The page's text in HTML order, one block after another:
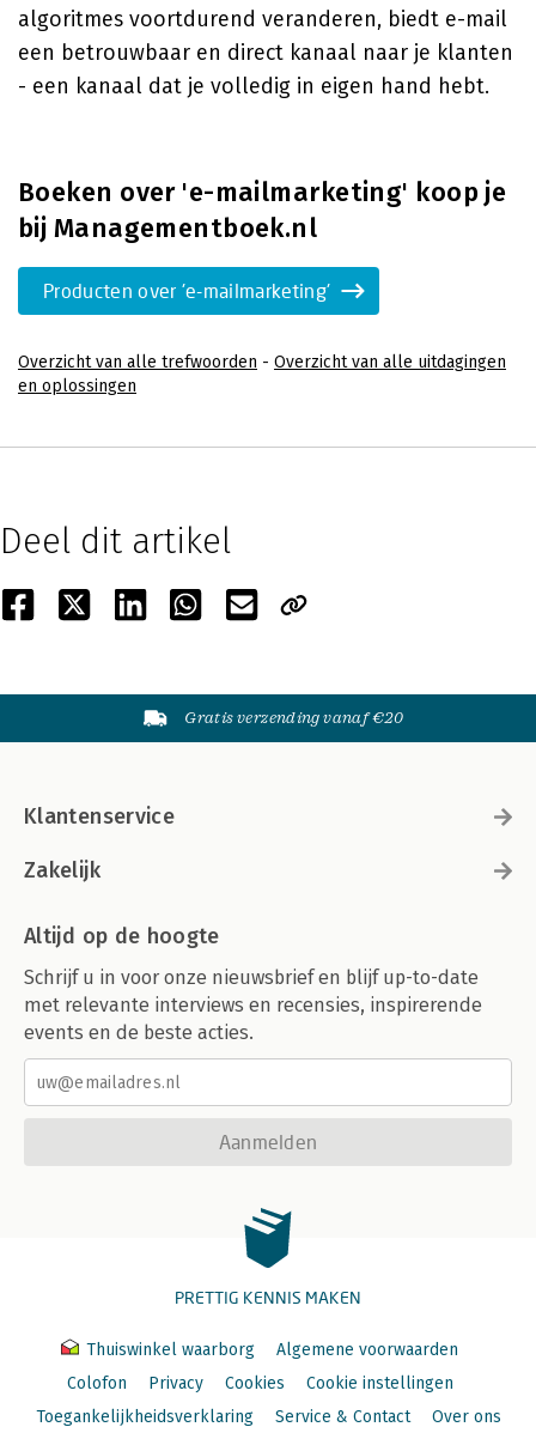
algoritmes voortdurend veranderen, biedt e-mail
een betrouwbaar en direct kanaal naar je klanten
- een kanaal dat je volledig in eigen hand hebt.
Boeken over 'e-mailmarketing' koop je
bij Managementboek.nl
Producten over 'e-mailmarketing'
Overzicht van alle trefwoorden - Overzicht van alle uitdagingen
en oplossingen
Deel dit artikel
Gratis verzending vanaf €20
Klantenservice
Zakelijk
Altijd op de hoogte
Schrijf u in voor onze nieuwsbrief en blijf up-to-date
met relevante interviews en recensies, inspirerende
events en de beste acties.
Aanmelden
PRETTIG KENNIS MAKEN
Thuiswinkel waarborg
Algemene voorwaarden
Colofon
Privacy Cookies
Cookie instellingen
Toegankelijkheidsverklaring
Service & Contact Over ons